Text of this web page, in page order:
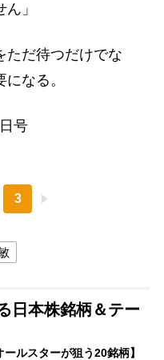
」
だ待つだけでな
なる。
号
3
日本株銘柄＆テー
ールスターが狙う20銘柄】